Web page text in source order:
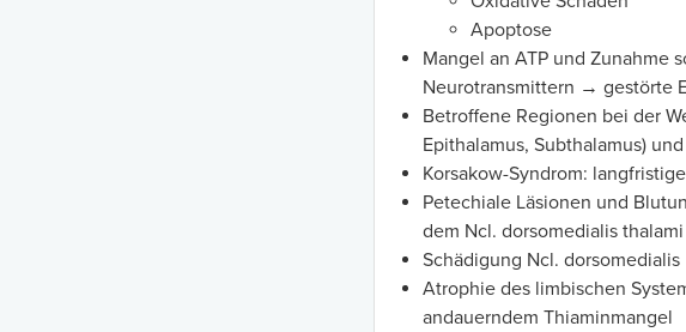
Apoptose
Mangel an ATP und
Neurotransmittern → gestörte
Betroffene Regionen bei der
Epithalamus, Subthalamus)
Korsakow-Syndrom:
Petechiale Läsionen und
dem Ncl. dorsomedialis thalami
Schädigung Ncl.
Atrophie des limbischen
andauerndem Thiaminmangel